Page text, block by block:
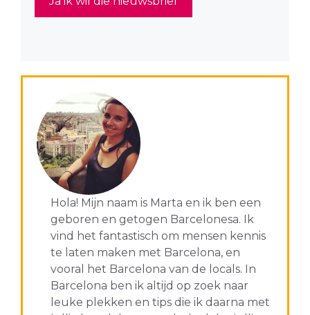
Hola! Mijn naam is Marta en ik ben een
geboren en getogen Barcelonesa. Ik
vind het fantastisch om mensen kennis
te laten maken met Barcelona, en
vooral het Barcelona van de locals. In
Barcelona ben ik altijd op zoek naar
leuke plekken en tips die ik daarna met